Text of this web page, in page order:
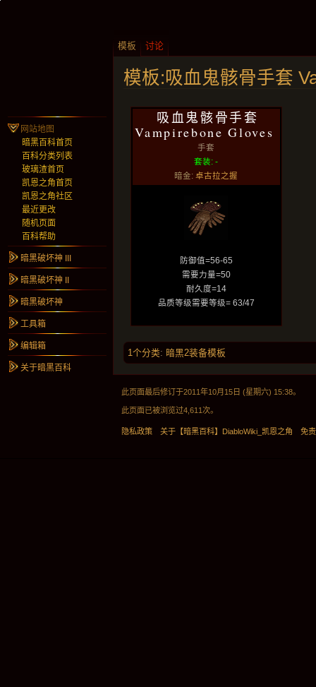
模板:吸血鬼骸骨手套
吸血鬼骸骨手套
Vampirebone Gloves
手套
套装: -
暗金:卓古拉之握
防御值=56-65
需要力量=50
耐久度=14
品质等级需要等级= 63/47
1个分类: 暗黑2装备模板
模板 讨论
网站地图
暗黑百科首页
百科分类列表
玻璃渣首页
凯恩之角首页
凯恩之角社区
最近更改
随机页面
百科帮助
暗黑破坏神 III
暗黑破坏神 II
暗黑破坏神
工具箱
编辑箱
关于暗黑百科
此页面最后修订于2011年10月15日 (星期六) 15:38。
此页面已被浏览过4,611次。
隐私政策 关于【暗黑百科】DiabloWiki_凯恩之角 免